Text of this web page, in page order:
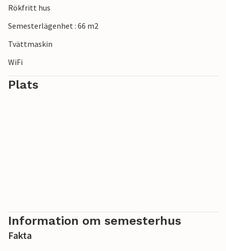
vattentemperaturen inte garanteras.
Rökfritt hus
Semesterlägenhet : 66 m2
Tvättmaskin
WiFi
Plats
Information om semesterhus
Fakta